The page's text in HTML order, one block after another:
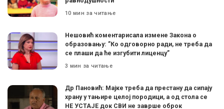
10 мин за читање
Нешовић коментарисала измене Закона о
образовању: ”Ко одговорно ради, не треба да
се плаши да ће изгубити лиценцу”
3 мин за читање
Др Пановић: Мајке треба да престану да сипају
храну у тањире целој породици, а од стола се
НЕ УСТАЈЕ док СВИ не заврше оброк